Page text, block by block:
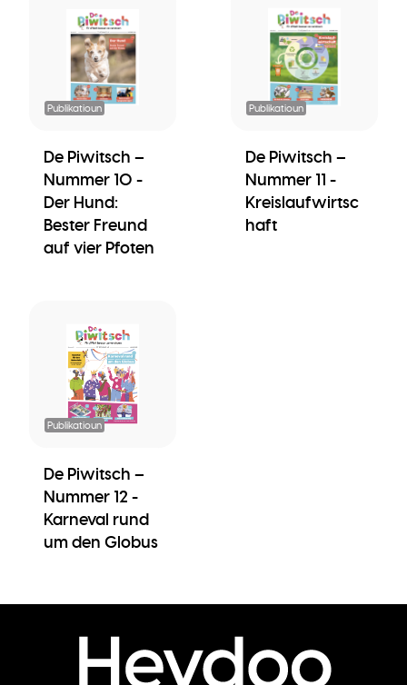
Publikatioun
De Piwitsch –
Nummer 10 -
Der Hund:
Bester Freund
auf vier Pfoten
Publikatioun
De Piwitsch –
Nummer 11 -
Kreislaufwirtsc
haft
Publikatioun
De Piwitsch –
Nummer 12 -
Karneval rund
um den Globus